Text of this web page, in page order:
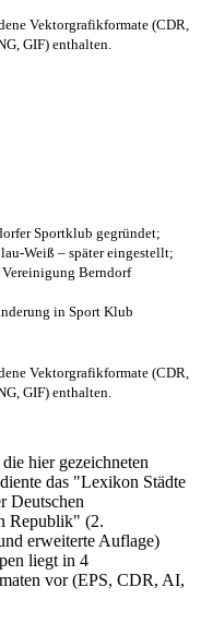
Vektorgrafikformate (CDR,
GIF) enthalten.
Sportklub gegründet;
Weiß – später eingestellt;
Vereinigung Berndorf
in Sport Klub
Vektorgrafikformate (CDR,
GIF) enthalten.
hier gezeichneten
das "Lexikon Städte
Deutschen
Republik" (2.
erweiterte Auflage)
liegt in 4
vor (EPS, CDR, AI,